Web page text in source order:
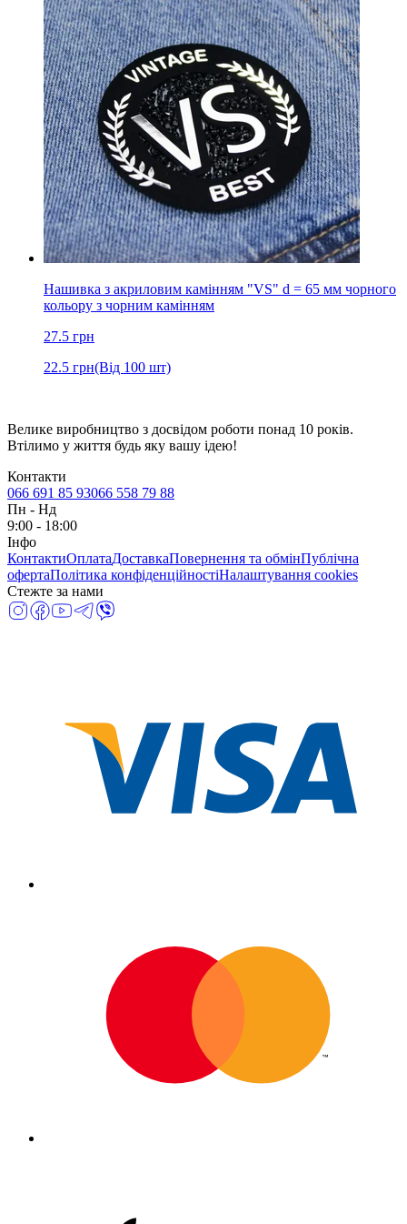
Нашивка з акриловим камінням "VS" d = 65 мм чорного
кольору з чорним камінням
27.5 грн
22.5 грн(Від 100 шт)
Велике виробництво з досвідом роботи понад 10 років.
Втілимо у життя будь яку вашу ідею!
Контакти
066 691 85 93066 558 79 88
Пн - Нд
9:00 - 18:00
Інфо
КонтактиОплатаДоставкаПовернення та обмінПублічна
офертаПолітика конфіденційностіНалаштування cookies
Стежте за нами